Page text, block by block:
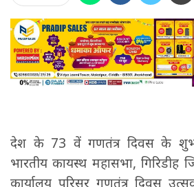
देश के 73 वें गणतंत्र दिवस के
भारतीय कायस्थ महासभा, गिरिडीह
कार्यालय परिसर गणतंत्र दिवस